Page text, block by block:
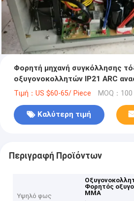
Φορητή μηχανή συγκόλλησης
οξυγονοκολλητών IP21 ARC
IGBT
Τιμή：US $60-65/ Piece MOQ：
Καλύτερη τιμή
Περιγραφή Προϊόντων
Υψηλό φως
Φορητός
MMA
,